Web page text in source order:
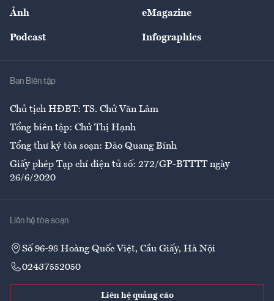
Giải trí
Ảnh eMagazine
Podcast Infographics
Ban Biên tập
Chủ tịch HĐBT: TS. Chử Văn Lâm
Tổng biên tập: Chử Thị Hạnh
Tổng thư ký tòa soạn: Đào Quang Bính
Giấy phép Tạp chí điện tử số: 272/GP-BTTTT ngày
26/6/2020
Liên hệ tòa soạn
Số 96-98 Hoàng Quốc Việt, Cầu Giấy, Hà Nội
02437552050
Liên hệ quảng cáo